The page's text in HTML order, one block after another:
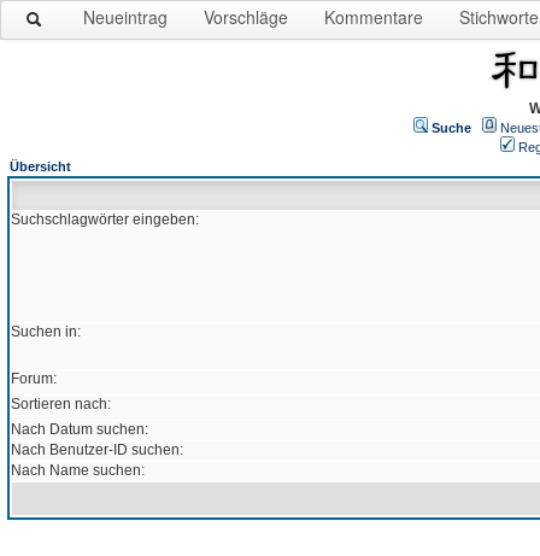
Neueintrag Vorschläge Kommentare Stichworte
Suche
Übersicht
Suchschlagwörter eingeben:
Suchen in:
Forum:
Sortieren nach:
Nach Datum suchen:
Nach Benutzer-ID suchen:
Nach Name suchen: